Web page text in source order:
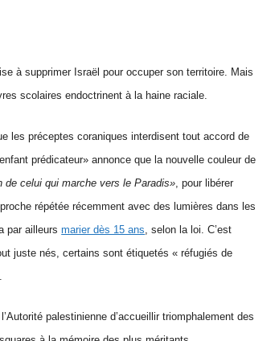
à supprimer Israël pour occuper son territoire. Mais
scolaires endoctrinent à la haine raciale.
les préceptes coraniques interdisent tout accord de
prédicateur» annonce que la nouvelle couleur de
de celui qui marche vers le Paradis» , pour libérer
répétée récemment avec des lumières dans les
par ailleursmarier dès 15 ans , selon la loi. C’est
juste nés, certains sont étiquetés « réfugiés de
palestinienne d’accueillir triomphalement des